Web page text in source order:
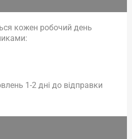
кожен робочий день
1-2 дні до відправки